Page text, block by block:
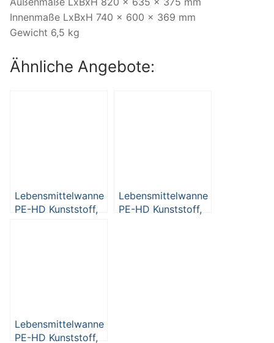
Innenmaße LxBxH 740 x 600 x 369 mm
Gewicht 6,5 kg
Ähnliche Angebote:
Lebensmittelwanne
PE-HD Kunststoff,
Lebensmittelwanne
PE-HD Kunststoff,
Lebensmittelwanne
PE-HD Kunststoff,